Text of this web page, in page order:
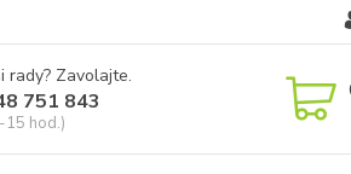
rady? Zavolajte.
751 843
15 hod.)